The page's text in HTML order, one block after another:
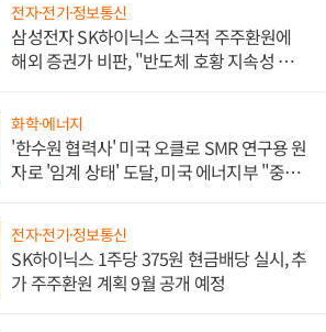
전자·전기·정보통신
삼성전자 SK하이닉스 소극적 주주환원에
해외 증권가 비판, "반도체 호황 지속성 의
화학·에너지
'한수원 협력사' 미국 오클로 SMR 연구용 원
자로 '임계 상태' 도달, 미국 에너지부 "중요
전자·전기·정보통신
SK하이닉스 1주당 375원 현금배당 실시, 추
가 주주환원 계획 9월 공개 예정